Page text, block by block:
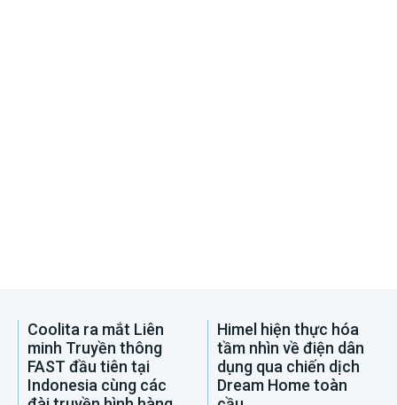
Coolita ra mắt Liên
minh Truyền thông
FAST đầu tiên tại
Indonesia cùng các
Himel hiện thực hóa
tầm nhìn về điện dân
dụng qua chiến dịch
Dream Home toàn